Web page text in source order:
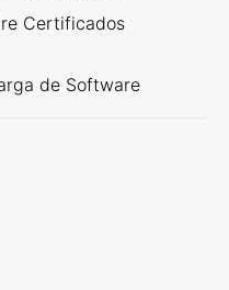
Certificados
de Software